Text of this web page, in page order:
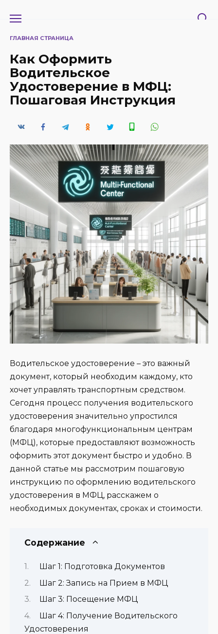
ГЛАВНАЯ СТРАНИЦА
Как Оформить
Водительское
Удостоверение в МФЦ:
Пошаговая Инструкция
Водительское удостоверение – это важный
документ, который необходим каждому, кто
хочет управлять транспортным средством.
Сегодня процесс получения водительского
удостоверения значительно упростился
благодаря многофункциональным центрам
(МФЦ), которые предоставляют возможность
оформить этот документ быстро и удобно. В
данной статье мы рассмотрим пошаговую
инструкцию по оформлению водительского
удостоверения в МФЦ, расскажем о
необходимых документах, сроках и стоимости.
Содержание
Шаг 1: Подготовка Документов
Шаг 2: Запись на Прием в МФЦ
Шаг 3: Посещение МФЦ
Шаг 4: Получение Водительского
Удостоверения